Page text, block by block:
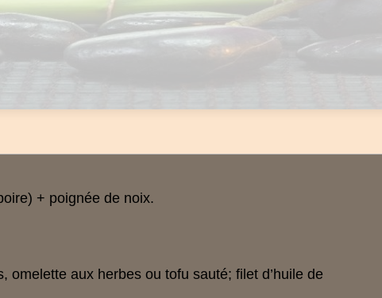
légumes colorés (carotte, courgette, poivron), huile
+ herbes; automne/hiver — légumes rôtis +
+ poignée de noix.
omelette aux herbes ou tofu sauté; filet d’huile de